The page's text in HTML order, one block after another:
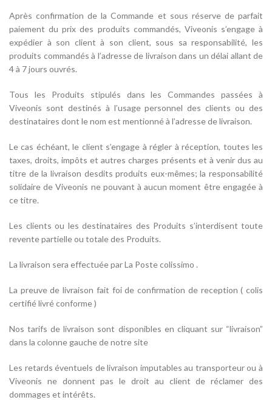
Après confirmation de la Commande et sous réserve de parfait
paiement du prix des produits commandés, Viveonis s’engage à
expédier à son client à son client, sous sa responsabilité, les
produits commandés à l’adresse de livraison dans un délai allant de
4 à 7 jours ouvrés.
Tous les Produits stipulés dans les Commandes passées à
Viveonis sont destinés à l’usage personnel des clients ou des
destinataires dont le nom est mentionné à l’adresse de livraison.
Le cas échéant, le client s’engage à régler à réception, toutes les
taxes, droits, impôts et autres charges présents et à venir dus au
titre de la livraison desdits produits eux-mêmes; la responsabilité
solidaire de Viveonis ne pouvant à aucun moment être engagée à
ce titre.
Les clients ou les destinataires des Produits s’interdisent toute
revente partielle ou totale des Produits.
La livraison sera effectuée par La Poste colissimo .
La preuve de livraison fait foi de confirmation de reception ( colis
certifié livré conforme )
Nos tarifs de livraison sont disponibles en cliquant sur “livraison”
dans la colonne gauche de notre site
Les retards éventuels de livraison imputables au transporteur ou à
Viveonis ne donnent pas le droit au client de réclamer des
dommages et intérêts.